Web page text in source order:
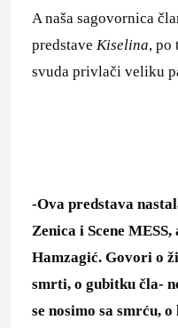
A naša sagovornica
predstave Kiselina, po
svuda privlači veliku
-Ova predstava
Zenica i Scene
Hamzagić. Govori o
smrti, o gubitku čla-
se nosimo sa smrću,